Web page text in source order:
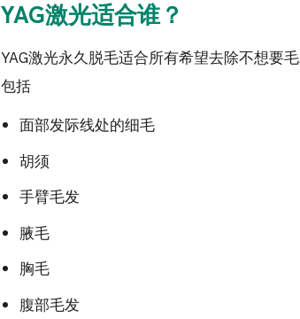
YAG激光适合谁？
YAG激光永久脱毛适合所有希望去除不想要
包括
面部发际线处的细毛
胡须
手臂毛发
腋毛
胸毛
腹部毛发